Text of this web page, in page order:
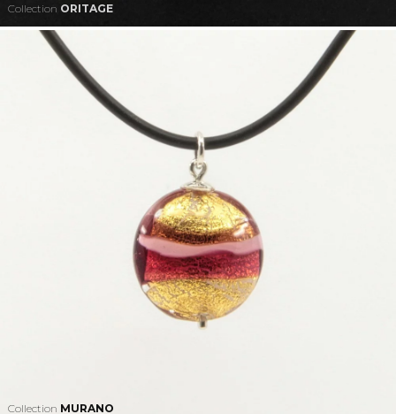
Collection ORITAGE
Collection MURANO